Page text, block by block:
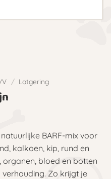
/ Lotgering
BARF-mix voor
kalkoen, kip, rund en
organen, bloed en botten
Zo krijgt je